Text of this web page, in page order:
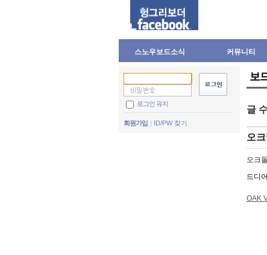
스노우보드소식 커뮤니티
로그인 유지
회원가입 ID/PW 찾기
보
글
오
오크
드디
OAK